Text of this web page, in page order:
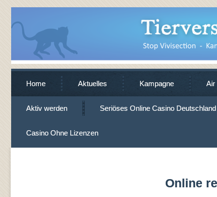
Home Aktuelles Kampagne Air
Aktiv werden Seriöses Online Casino Deutschland
Casino Ohne Lizenzen
Online